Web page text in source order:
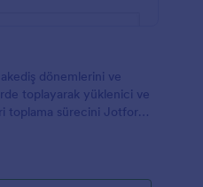
dönemlerini ve
toplayarak yüklenici ve
toplama sürecini Jotform